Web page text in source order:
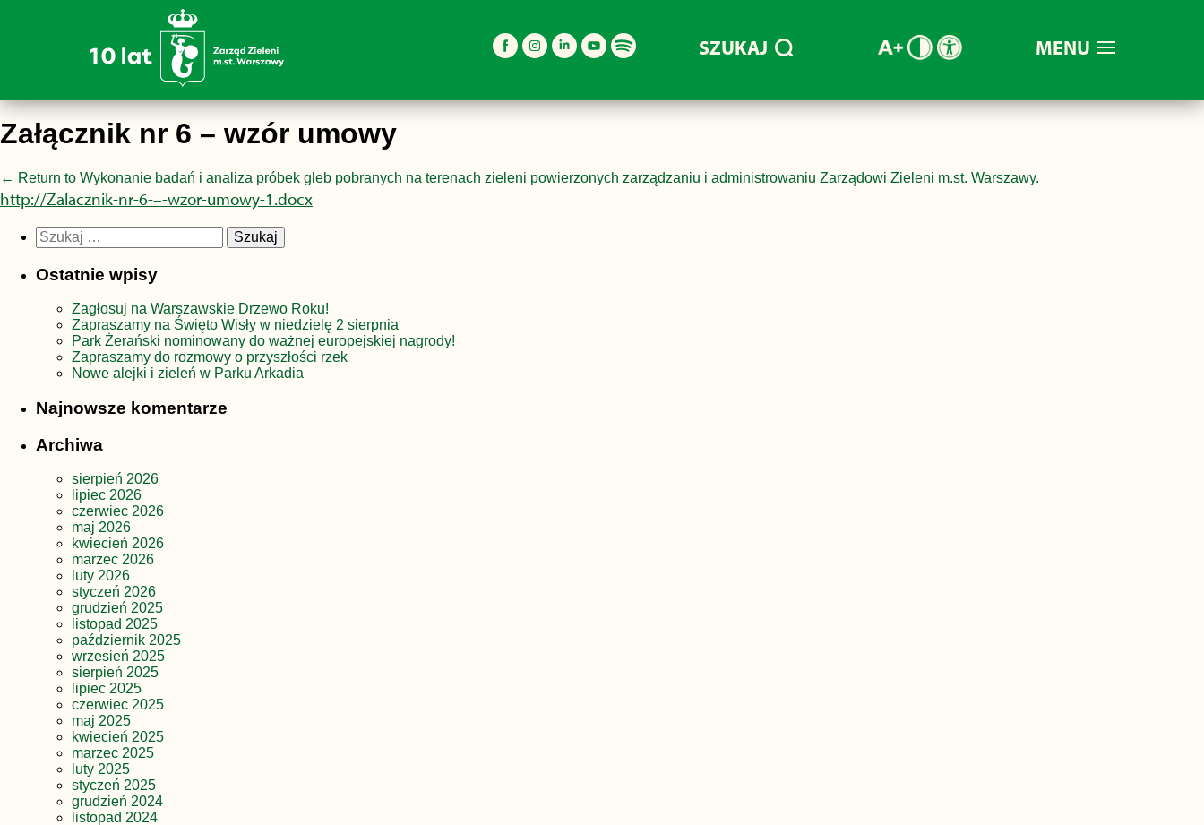
MENU
SZUKAJ
Załącznik nr 6 – wzór umowy
← Return to Wykonanie badań i analiza próbek gleb pobranych na terenach zieleni powierzonych zarządzaniu i administrowaniu Zarządowi Zieleni m.st. Warszawy.
http://Zalacznik-nr-6-–-wzor-umowy-1.docx
Szukaj:
Ostatnie wpisy
Zagłosuj na Warszawskie Drzewo Roku!
Zapraszamy na Święto Wisły w niedzielę 2 sierpnia
Park Żerański nominowany do ważnej europejskiej nagrody!
Zapraszamy do rozmowy o przyszłości rzek
Nowe alejki i zieleń w Parku Arkadia
Najnowsze komentarze
Archiwa
sierpień 2026
lipiec 2026
czerwiec 2026
maj 2026
kwiecień 2026
marzec 2026
luty 2026
styczeń 2026
grudzień 2025
listopad 2025
październik 2025
wrzesień 2025
sierpień 2025
lipiec 2025
czerwiec 2025
maj 2025
kwiecień 2025
marzec 2025
luty 2025
styczeń 2025
grudzień 2024
listopad 2024